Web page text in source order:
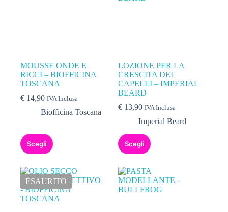
MOUSSE ONDE E
RICCI – BIOFFICINA
TOSCANA
€ 14,90 IVA Inclusa
Biofficina Toscana
Scegli
LOZIONE PER LA
CRESCITA DEI
CAPELLI – IMPERIAL
BEARD
€ 13,90 IVA Inclusa
Imperial Beard
Scegli
ESAURITO